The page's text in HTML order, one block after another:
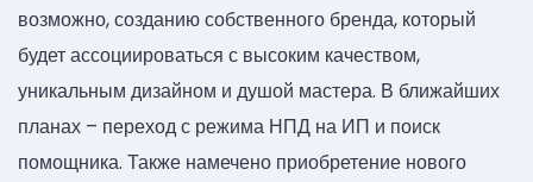
возможно, созданию собственного бренда, который
будет ассоциироваться с высоким качеством,
уникальным дизайном и душой мастера. В ближайших
планах – переход с режима НПД на ИП и поиск
помощника. Также намечено приобретение нового